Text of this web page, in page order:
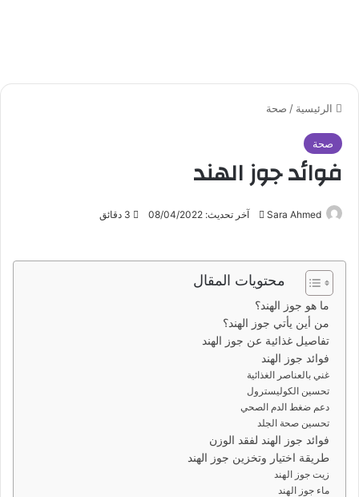
الرئيسية / صحة
صحة
فوائد جوز الهند
Sara Ahmed
ب
ر
ي
ا
ل
ك
ت
ر
آخر تحديث: 08/04/2022
محتويات المقال
ما هو جوز الهند؟
من أين يأتي جوز الهند؟
تفاصيل غذائية عن جوز الهند
فوائد جوز الهند
غني بالعناصر الغذائية
تحسين الكوليسترول
دعم ضغط الدم الصحي
تحسين صحة الجلد
فوائد جوز الهند لفقد الوزن
طريقة اختيار وتخزين جوز الهند
زيت جوز الهند
ماء جوز الهند